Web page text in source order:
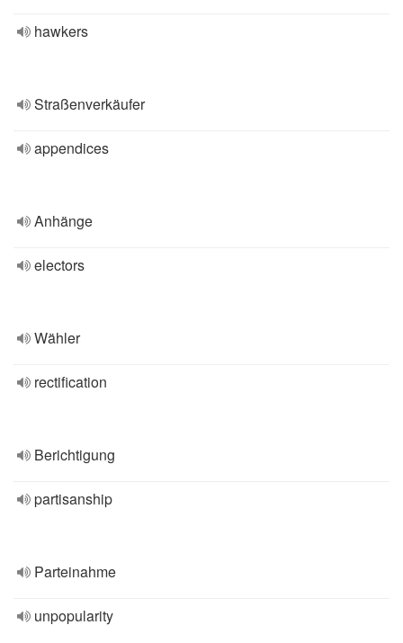
hawkers
Straßenverkäufer
appendices
Anhänge
electors
Wähler
rectification
Berichtigung
partisanship
Parteinahme
unpopularity